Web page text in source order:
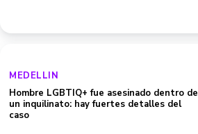
MEDELLIN
Hombre LGBTIQ+ fue asesinado dentro de
un inquilinato: hay fuertes detalles del
caso